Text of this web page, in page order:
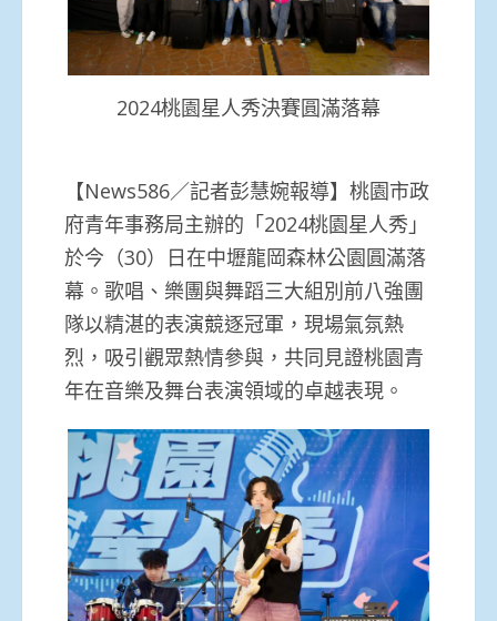
2024桃園星人秀決賽圓滿落幕
【News586／記者彭慧婉報導】桃園市政
府青年事務局主辦的「2024桃園星人秀」
於今（30）日在中壢龍岡森林公園圓滿落
幕。歌唱、樂團與舞蹈三大組別前八強團
隊以精湛的表演競逐冠軍，現場氣氛熱
烈，吸引觀眾熱情參與，共同見證桃園青
年在音樂及舞台表演領域的卓越表現。